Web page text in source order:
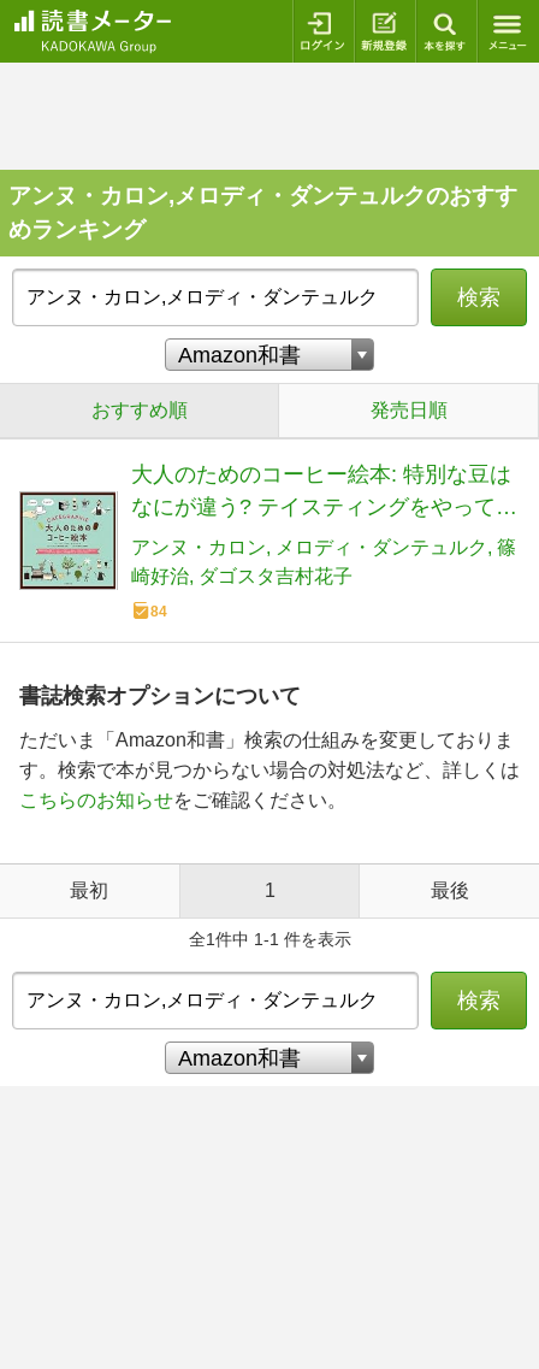
ログイン 新規登録
アンヌ・カロン,メロディ・ダンテュルクのおすす
めランキング
検索
おすすめ順 発売日順
大人のためのコーヒー絵本: 特別な豆は
なにが違う? テイスティングをやってみ
たい! プロのテクニックが知りたい!いつ
ものコーヒーをおいしくする知識がイ
ラストでたのしくわかる!
アンヌ・カロン メロディ・ダンテュルク 篠
崎好治 ダゴスタ吉村花子
84
書誌検索オプションについて
ただいま「Amazon和書」検索の仕組みを変更しておりま
す。検索で本が見つからない場合の対処法など、詳しくは
こちらのお知らせをご確認ください。
最初 1 最後
全1件中 1-1 件を表示
検索